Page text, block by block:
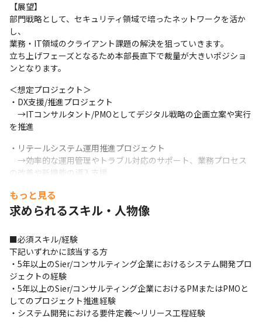
【展望】
部門戦略として、セキュリティ領域で培ったネットワークを活か
し、
業務・IT領域のクライアント課題の解決を狙っていきます。
立ち上げフェーズとなるため本部長直下で裁量が大きいポジショ
ンとなります。
＜想定プロジェクト＞
・DX支援/推進プロジェクト
→ITコンサルタント/PMOとしてデジタル戦略の企画立案や実行
を推進
・リテールシステム運用推進プロジェクト
→効率的な運用管理やトラブル対応のサポート、業務プロセス
の改善や新機能の導入支援
・システムエンハンス推進プロジェクトマネージャー
→プロジェクトマネージャーとして既存システムの機能追加、
性能向上、保守作業などの開発作業の立案からリリース
【想定業務】
・DX支援/推進プロジェクト
→・各ベンダーの入退場手続きの効率化
・各作業依頼の一覧化
・対応状況の共有化
・会議調整の効率化
もっと見る
求められるスキル・人物像
■必須スキル/経験
下記いずれかに該当する方
・5年以上のSier/コンサルティング企業におけるシステム開発プロ
ジェクトの経験
・5年以上のSier/コンサルティング企業におけるPMまたはPMOと
してのプロジェクト推進経験
・システム開発における要件定義～リリース工程経験